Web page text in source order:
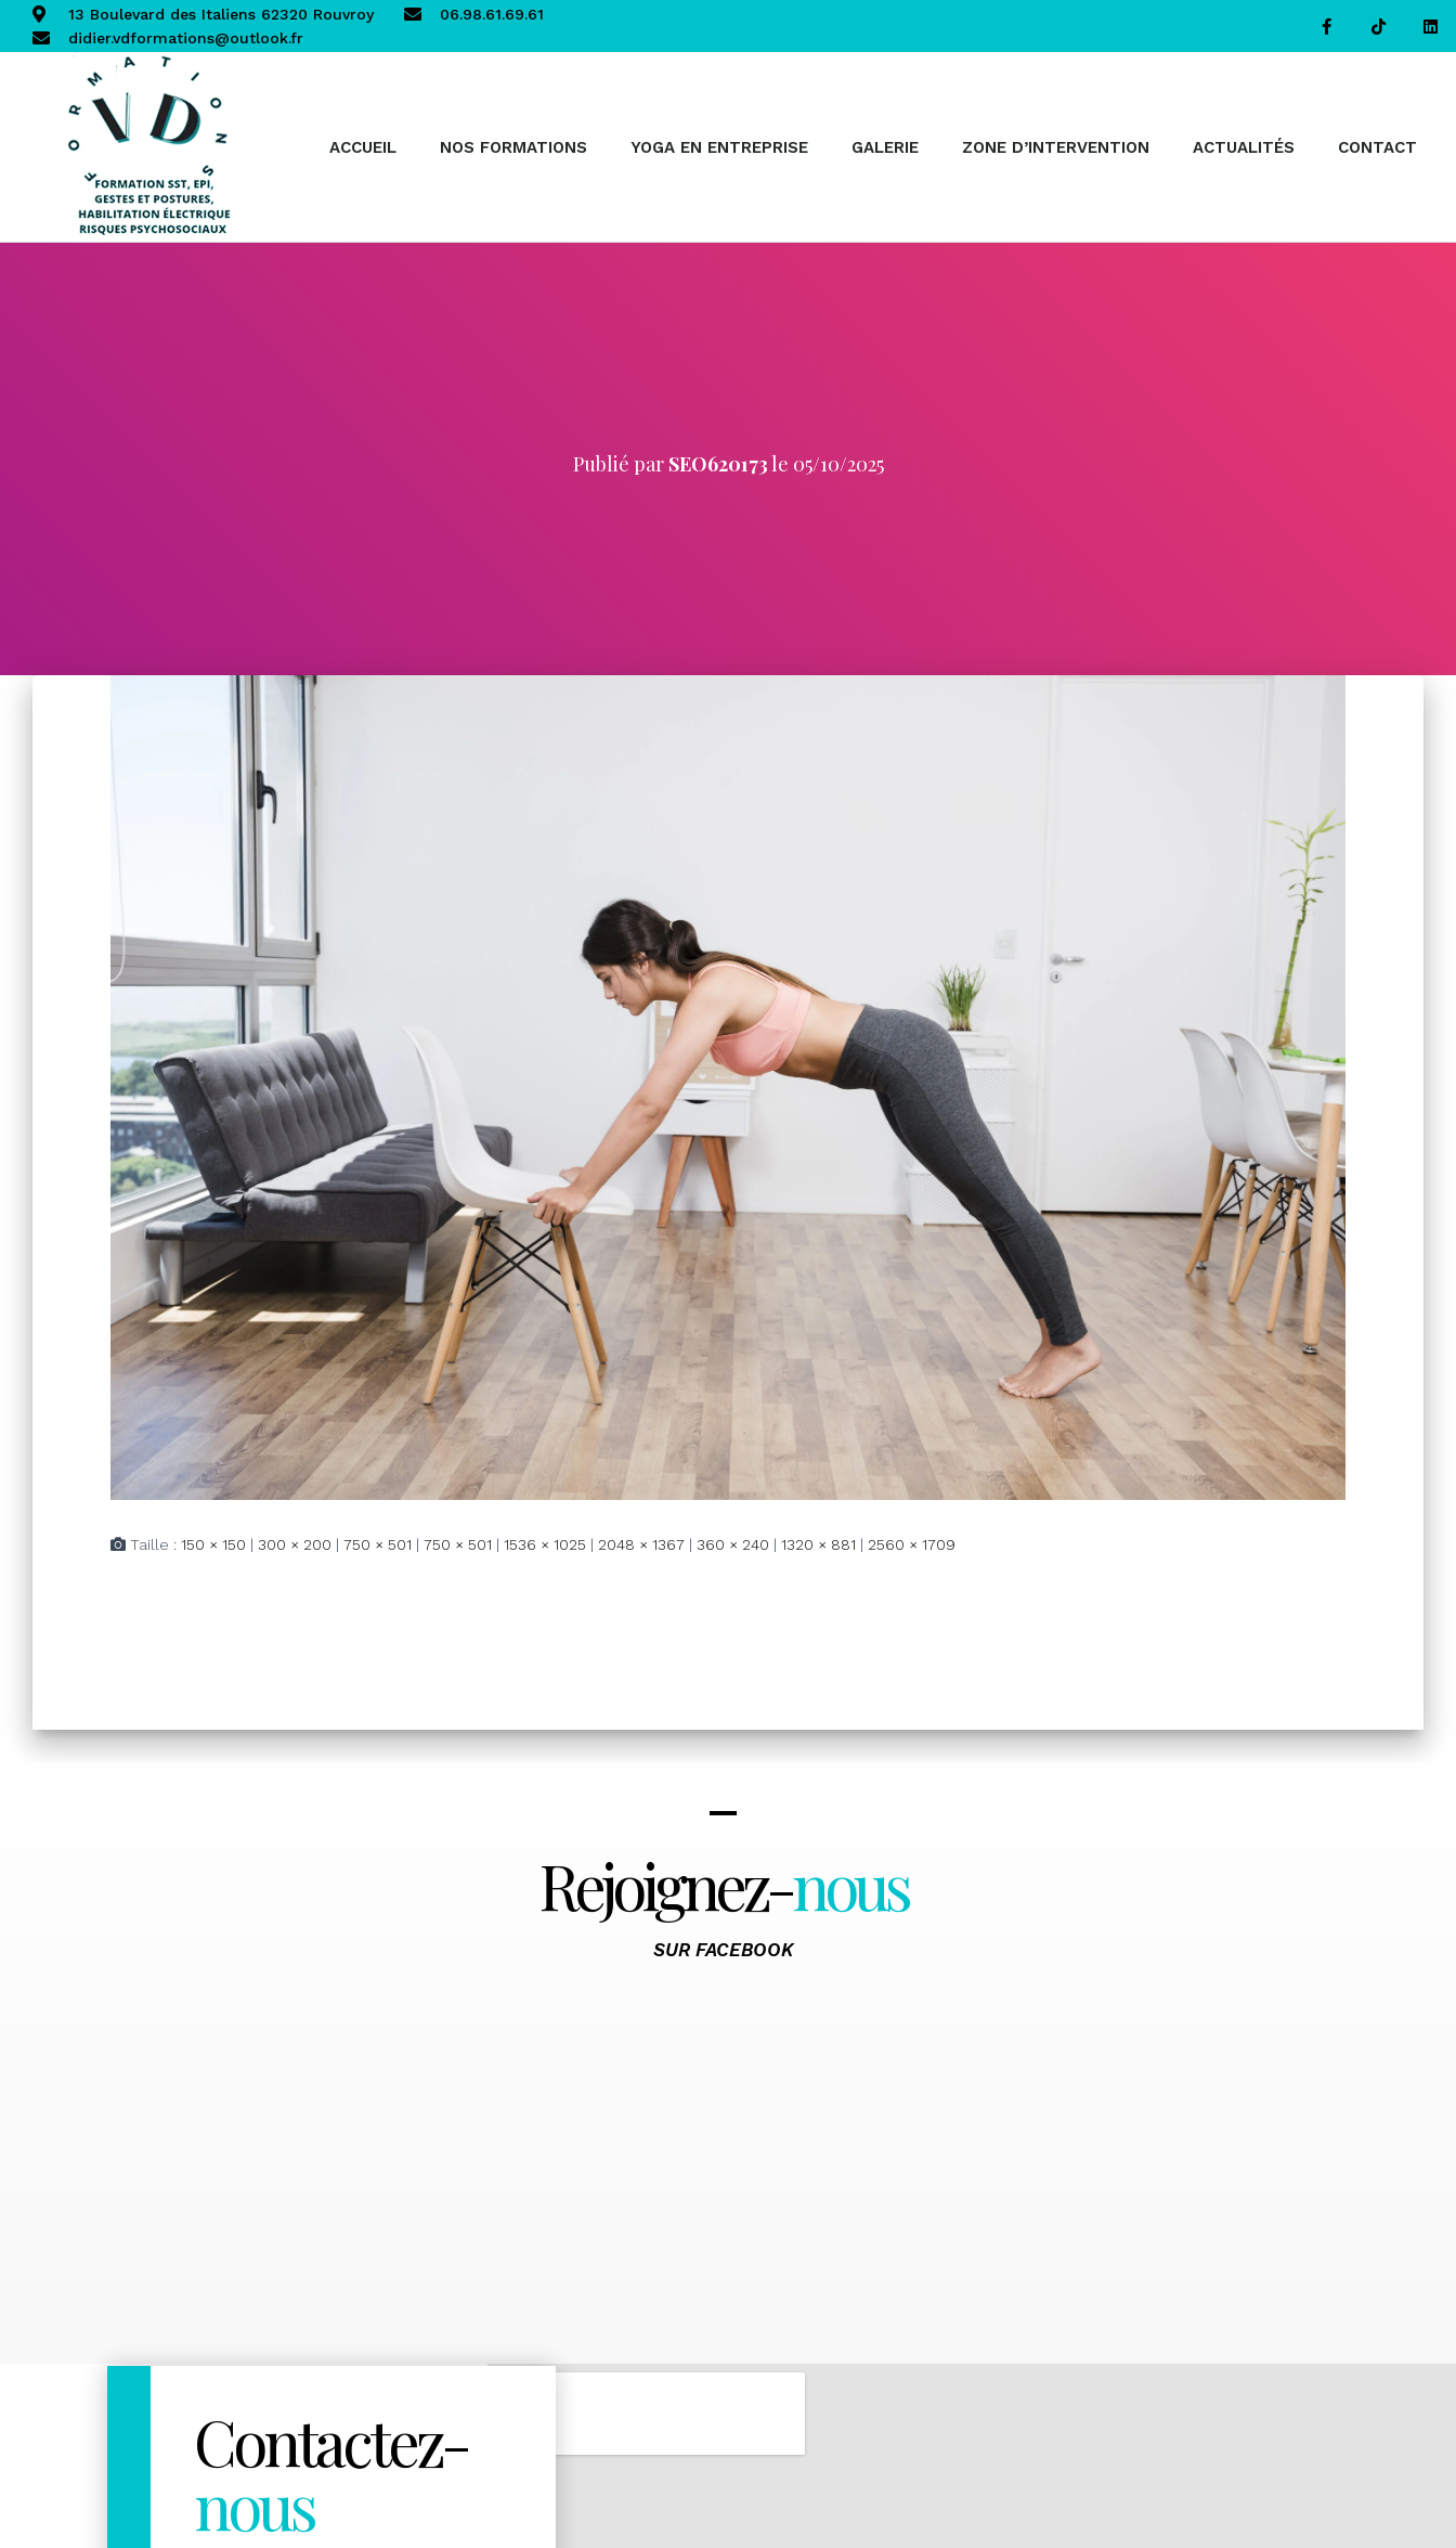
13 Boulevard des Italiens 62320 Rouvroy
06.98.61.69.61
didier.vdformations@outlook.fr
ACCUEIL NOS FORMATIONS YOGA EN ENTREPRISE GALERIE ZONE D’INTERVENTION ACTUALITÉS CONTACT
Publié par SEO620173le 05/10/2025
Taille : 150 × 150 | 300 × 200 | 750 × 501 | 750 × 501 | 1536 × 1025 | 2048 × 1367 | 360 × 240 | 1320 × 881 | 2560 × 1709
Rejoignez-nous
SUR FACEBOOK
Contactez-
nous